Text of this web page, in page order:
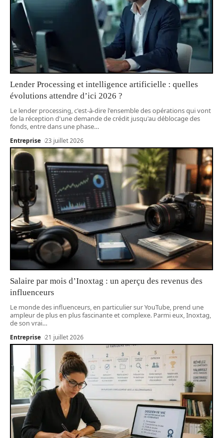
Lender Processing et intelligence artificielle : quelles
évolutions attendre d’ici 2026 ?
Le lender processing, c'est-à-dire l'ensemble des opérations qui vont
de la réception d'une demande de crédit jusqu'au déblocage des
fonds, entre dans une phase…
Entreprise 23 juillet 2026
Salaire par mois d’Inoxtag : un aperçu des revenus des
influenceurs
Le monde des influenceurs, en particulier sur YouTube, prend une
ampleur de plus en plus fascinante et complexe. Parmi eux, Inoxtag,
de son vrai…
Entreprise 21 juillet 2026